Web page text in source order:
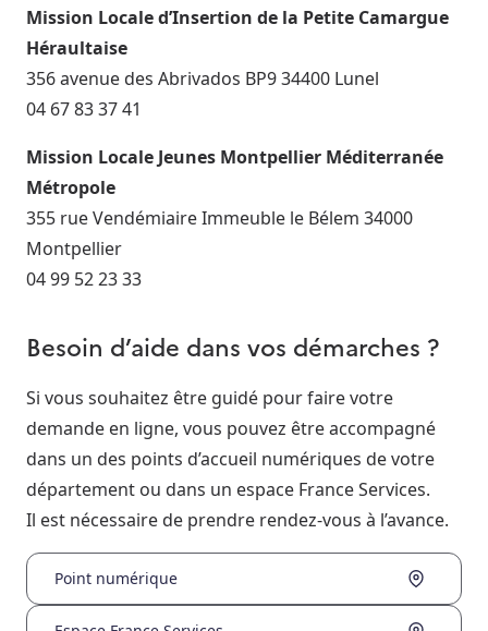
Mission Locale d’Insertion de la Petite Camargue
Héraultaise
356 avenue des Abrivados BP9 34400 Lunel
04 67 83 37 41
Mission Locale Jeunes Montpellier Méditerranée
Métropole
355 rue Vendémiaire Immeuble le Bélem 34000
Montpellier
04 99 52 23 33
Besoin d’aide dans vos démarches ?
Si vous souhaitez être guidé pour faire votre
demande en ligne, vous pouvez être accompagné
dans un des points d’accueil numériques de votre
département ou dans un espace France Services.
Il est nécessaire de prendre rendez-vous à l’avance.
Point numérique